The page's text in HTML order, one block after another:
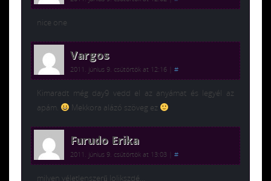
nice one
Vargos
2011. június 9. csütörtök at 12:16 #
Kimaradt még day9 vedd el az anyámat és legyél az
apám.
Mekkora alázó szöveg ez
Furudo Erika
2011. június 9. csütörtök at 13:03 #
milyen véletlenszerű lolikszdé…